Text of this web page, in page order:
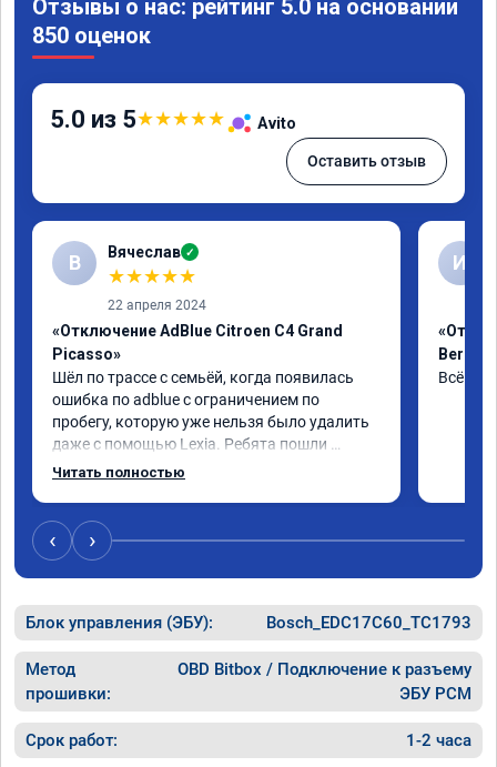
Отзывы о нас: рейтинг 5.0 на основании
850 оценок
5.0 из 5★★★★★ Avito
Оставить отзыв
В Вячеслав ✓
★★★★★
22 апреля 2024
«Отключение AdBlue Citroen C4 Grand
Picasso»
Шёл по трассе с семьёй, когда появилась
ошибка по adblue с ограничением по
пробегу, которую уже нельзя было удалить
даже с помощью Lexia. Ребята пошли
навстречу, оперативно приняли и за час
Читать полностью
И
Всё
‹ ›
Блок управления (ЭБУ): Bosch_EDC17C60_TC1793
Метод
прошивки:
OBD Bitbox / Подключение к разъему
ЭБУ PCM
Срок работ: 1-2 часа